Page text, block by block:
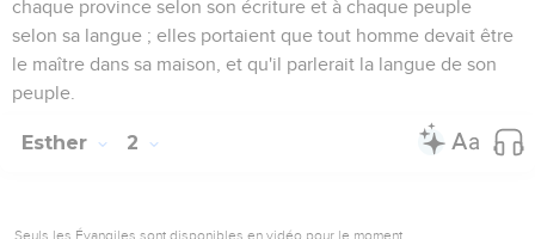
Haman prépare l'extermination des Juifs
8 Alors Haman dit au roi Assuérus : Il y a dans toutes les
provinces de ton royaume un peuple dispersé et à part parmi
les peuples, ayant des lois différentes de celles de tous les
peuples et n'observant point les lois du roi. Il n'est pas dans